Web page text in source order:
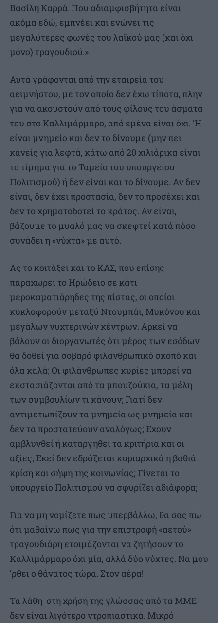
Βασίλη Καρρά. Που αδιαμφισβήτητα είναι
ακόμα εδώ, εμπνέει και ενώνει τις
μεγαλύτερες φωνές του λαϊκού μας (και όχι
μόνο) τραγουδιού.»
Αυτά γράφονται από την εταιρεία του
αειμνήστου, με τον οποίο δεν έχω τίποτα, πλην
για να ακουστούν από τους φίλους του άσματά
του στο Καλλιμάρμαρο, από εμένα είναι όχι. ‘Η
είναι μνημείο και δεν το δίνουμε (μην πει
κανείς για λεφτά, κάτω από 20 χιλιάρικα είναι
το τίμημα για το Ταμείο του υπουργείου
Πολιτισμού) ή δεν είναι και το δίνουμε. Αν δεν
είναι, δεν έχει προστασία, δεν το προσέχει και
δεν το χρηματοδοτεί το κράτος. Αν είναι,
βάζουμε το μυαλό μας να σκεφτεί κατά πόσο
συνάδει η «νύχτα» με αυτό.
Ας το κοιτάξει και το ΚΑΣ, που επίσης
παραχωρεί το Ηρώδειο σε κάτι
μεροκαματιάρηδες της πίστας, οι οποίοι
κυκλοφορούν μεταξύ Ντουμπάι, Μυκόνου και
μεγάλων νυχτερινών κέντρων. Αρκεί να
βάλουν οι διοργανωτές ότι μέρος των εσόδων
θα δοθεί για σοβαρό φιλανθρωπικό σκοπό και
όλα καλά; Οι φιλάνθρωπες κυρίες μπορεί να
εκστασιάζονται από τα μπουζούκια, τα μέλη
των συμβουλίων τι κάνουν; Γιατί δεν
αντιμετωπίζουν τα μνημεία ως μνημεία και
δεν τα προστατεύουν αναλόγως; Εχουν
αμβλυνθεί ή καταργηθεί τα κριτήρια και οι
αξίες; Εκεί δεν εδράζεται κυριαρχικά η βαθιά
κρίση και σήψη της κοινωνίας; Γίνεται το
υπουργείο Πολιτισμού να σφυρίζει αδιάφορα;
Για να μη νομίζετε πως υπερβάλλω, θα σας πω
ότι μαθαίνω πως για την επιστροφή «αετού»
τραγουδιάρη ετοιμάζονται να ζητήσουν το
Καλλιμάρμαρο όχι μία, αλλά δύο νύχτες. Να μου
‘ρθει ο θάνατος τώρα. Στον αέρα!
Τα λάθη στη χρήση της γλώσσας από τα ΜΜΕ
δεν είναι λιγότερο ντροπιαστικά. Μικρό